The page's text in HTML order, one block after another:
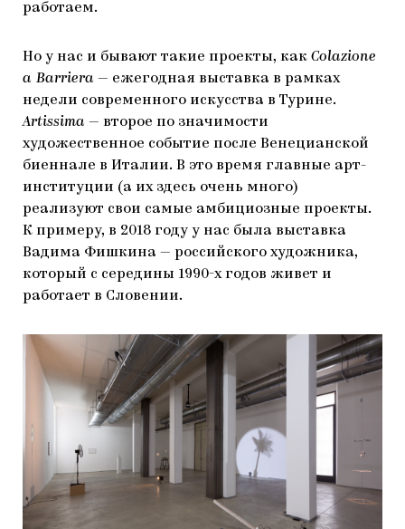
работаем.
Но у нас и бывают такие проекты, как Colazione
a Barriera — ежегодная выставка в рамках
недели современного искусства в Турине.
Artissima — второе по значимости
художественное событие после Венецианской
биеннале в Италии. В это время главные арт-
институции (а их здесь очень много)
реализуют свои самые амбициозные проекты.
К примеру, в 2018 году у нас была выставка
Вадима Фишкина — российского художника,
который с середины 1990-х годов живет и
работает в Словении.